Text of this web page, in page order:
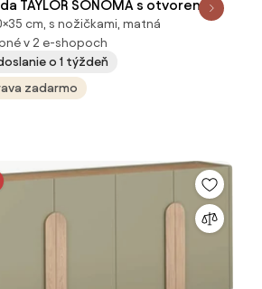
TAYLOR SONOMA s otvorenými
100x70cm
cm, s nožičkami, matná
v 2 e-shopoch
o 1 týždeň
zadarmo